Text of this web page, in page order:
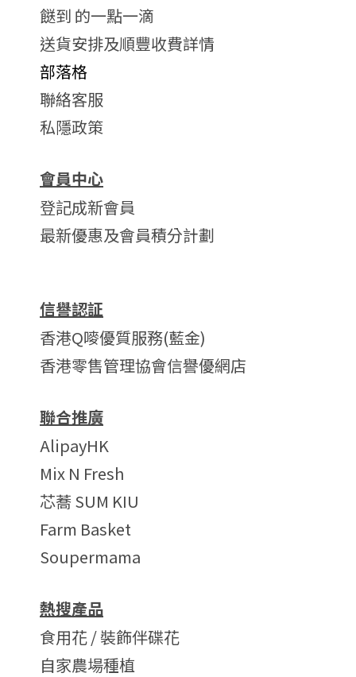
餸到 的一點一滴
送貨安排及順豐收費詳情
部落格
聯絡客服
私隱政策
會員中心
登記成新會員
最新優惠及會員積分計劃
信譽認証
香港Q嘜優質服務(藍金)
香港零售管理協會信譽優網店
聯合推廣
AlipayHK
Mix N Fresh
芯蕎 SUM KIU
Farm Basket
Soupermama
熱搜產品
食用花 / 裝飾伴碟花
自家農場種植